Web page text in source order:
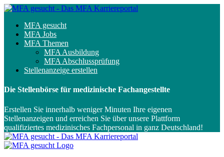
MFA gesucht
MFA Jobs
MFA Themen
MFA Ausbildung
MFA Abschlussprüfung
Stellenanzeige erstellen
Die Stellenbörse für medizinische Fachangestellte
Erstellen Sie innerhalb weniger Minuten Ihre eigenen
Stellenanzeigen und erreichen Sie über unsere Plattform
qualifiziertes medizinisches Fachpersonal in ganz Deutschland!